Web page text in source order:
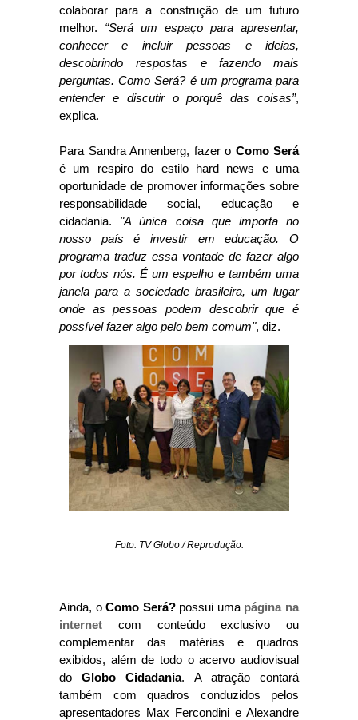
colaborar para a construção de um futuro
melhor. “Será um espaço para apresentar,
conhecer e incluir pessoas e ideias,
descobrindo respostas e fazendo mais
perguntas. Como Será? é um programa para
entender e discutir o porquê das coisas”,
explica.
Para Sandra Annenberg, fazer o Como Será
é um respiro do estilo hard news e uma
oportunidade de promover informações sobre
responsabilidade social, educação e
cidadania. "A única coisa que importa no
nosso país é investir em educação. O
programa traduz essa vontade de fazer algo
por todos nós. É um espelho e também uma
janela para a sociedade brasileira, um lugar
onde as pessoas podem descobrir que é
possível fazer algo pelo bem comum", diz.
Foto: TV Globo / Reprodução.
Ainda, oComo Será?possui uma página na
internet com conteúdo exclusivo ou
complementar das matérias e quadros
exibidos, além de todo o acervo audiovisual
doGlobo Cidadania. A atração contará
também com quadros conduzidos pelos
apresentadores Max Fercondini e Alexandre